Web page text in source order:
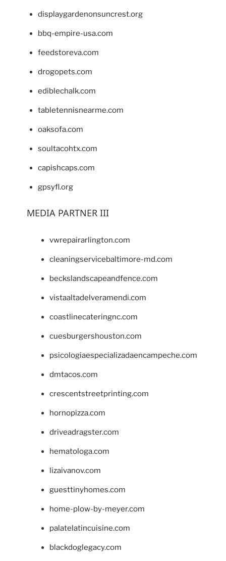
displaygardenonsuncrest.org
bbq-empire-usa.com
feedstoreva.com
drogopets.com
ediblechalk.com
tabletennisnearme.com
oaksofa.com
soultacohtx.com
capishcaps.com
gpsyfl.org
MEDIA PARTNER III
vwrepairarlington.com
cleaningservicebaltimore-md.com
beckslandscapeandfence.com
vistaaltadelveramendi.com
coastlinecateringnc.com
cuesburgershouston.com
psicologiaespecializadaencampeche.com
dmtacos.com
crescentstreetprinting.com
hornopizza.com
driveadragster.com
hematologa.com
lizaivanov.com
guesttinyhomes.com
home-plow-by-meyer.com
palatelatincuisine.com
blackdoglegacy.com